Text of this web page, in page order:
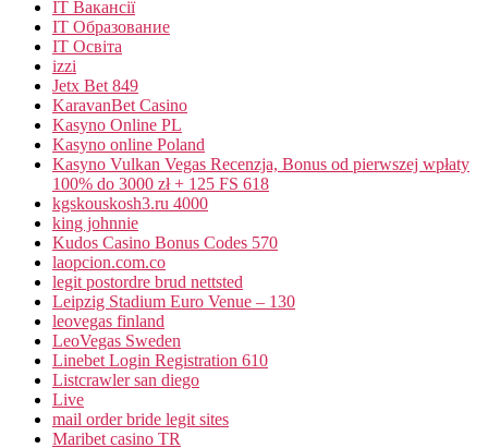
IT Вакансії
IT Образование
IT Освіта
izzi
Jetx Bet 849
KaravanBet Casino
Kasyno Online PL
Kasyno online Poland
Kasyno Vulkan Vegas Recenzja, Bonus od pierwszej wpłaty
100% do 3000 zł + 125 FS 618
kgskouskosh3.ru 4000
king johnnie
Kudos Casino Bonus Codes 570
laopcion.com.co
legit postordre brud nettsted
Leipzig Stadium Euro Venue – 130
leovegas finland
LeoVegas Sweden
Linebet Login Registration 610
Listcrawler san diego
Live
mail order bride legit sites
Maribet casino TR